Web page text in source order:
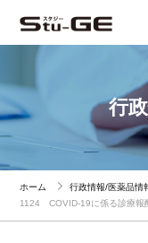
行
ホーム
行政情報/医薬品情
1124 COVID-19に係る診療報